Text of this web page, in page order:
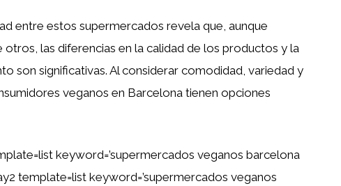
entre estos supermercados revela que, aunque
otros, las diferencias en la calidad de los productos y la
son significativas. Al considerar comodidad, variedad y
veganos en Barcelona tienen opciones
keyword=’supermercados veganos barcelona
template=list keyword=’supermercados veganos